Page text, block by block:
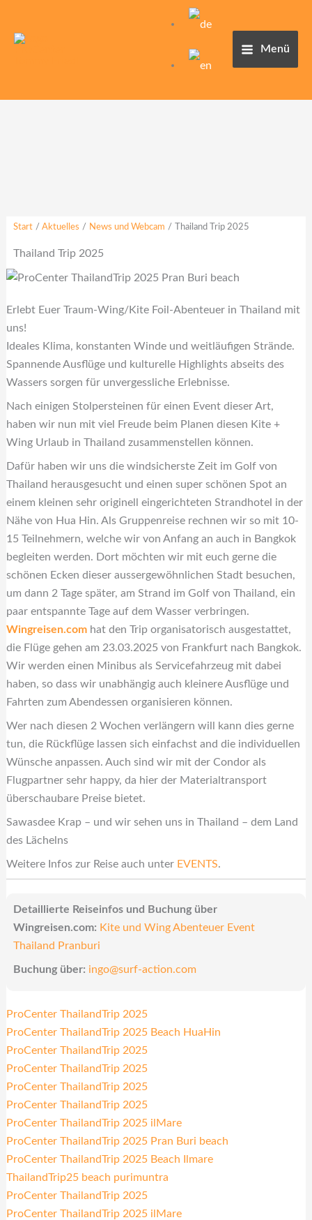
springen
Menü
Start Aktuelles News und Webcam Thailand Trip 2025
Thailand Trip 2025
Erlebt Euer Traum-Wing/Kite Foil-Abenteuer in Thailand mit
uns!
Ideales Klima, konstanten Winde und weitläufigen Strände.
Spannende Ausflüge und kulturelle Highlights abseits des
Wassers sorgen für unvergessliche Erlebnisse.
Nach einigen Stolpersteinen für einen Event dieser Art,
haben wir nun mit viel Freude beim Planen diesen Kite +
Wing Urlaub in Thailand zusammenstellen können.
Dafür haben wir uns die windsicherste Zeit im Golf von
Thailand herausgesucht und einen super schönen Spot an
einem kleinen sehr originell eingerichteten Strandhotel in der
Nähe von Hua Hin. Als Gruppenreise rechnen wir so mit 10-
15 Teilnehmern, welche wir von Anfang an auch in Bangkok
begleiten werden. Dort möchten wir mit euch gerne die
schönen Ecken dieser aussergewöhnlichen Stadt besuchen,
um dann 2 Tage später, am Strand im Golf von Thailand, ein
paar entspannte Tage auf dem Wasser verbringen.
Wingreisen.comhat den Trip organisatorisch ausgestattet,
die Flüge gehen am 23.03.2025 von Frankfurt nach Bangkok.
Wir werden einen Minibus als Servicefahrzeug mit dabei
haben, so dass wir unabhängig auch kleinere Ausflüge und
Fahrten zum Abendessen organisieren können.
Wer nach diesen 2 Wochen verlängern will kann dies gerne
tun, die Rückflüge lassen sich einfachst and die individuellen
Wünsche anpassen. Auch sind wir mit der Condor als
Flugpartner sehr happy, da hier der Materialtransport
überschaubare Preise bietet.
Sawasdee Krap – und wir sehen uns in Thailand – dem Land
des Lächelns
Weitere Infos zur Reise auch unter EVENTS.
Detaillierte Reiseinfos und Buchung über
Wingreisen.com: Kite und Wing Abenteuer Event
Thailand Pranburi
Buchung über: ingo@surf-action.com
ProCenter ThailandTrip 2025
ProCenter ThailandTrip 2025 Beach HuaHin
ProCenter ThailandTrip 2025
ProCenter ThailandTrip 2025
ProCenter ThailandTrip 2025
ProCenter ThailandTrip 2025
ProCenter ThailandTrip 2025 ilMare
ProCenter ThailandTrip 2025 Pran Buri beach
ProCenter ThailandTrip 2025 Beach Ilmare
ThailandTrip25 beach purimuntra
ProCenter ThailandTrip 2025
ProCenter ThailandTrip 2025 ilMare